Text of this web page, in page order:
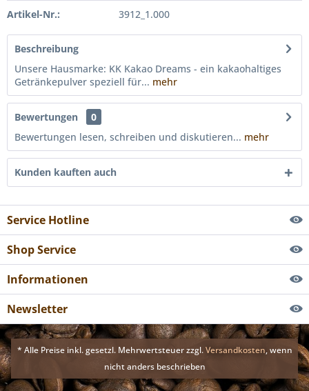
Artikel-Nr.: 3912_1.000
Beschreibung
Unsere Hausmarke: KK Kakao Dreams - ein kakaohaltiges
Getränkepulver speziell für... mehr
Bewertungen
0
Bewertungen lesen, schreiben und diskutieren... mehr
Kunden kauften auch
Service Hotline
Shop Service
Informationen
Newsletter
* Alle Preise inkl. gesetzl. Mehrwertsteuer zzgl.Versandkosten, wenn
nicht anders beschrieben